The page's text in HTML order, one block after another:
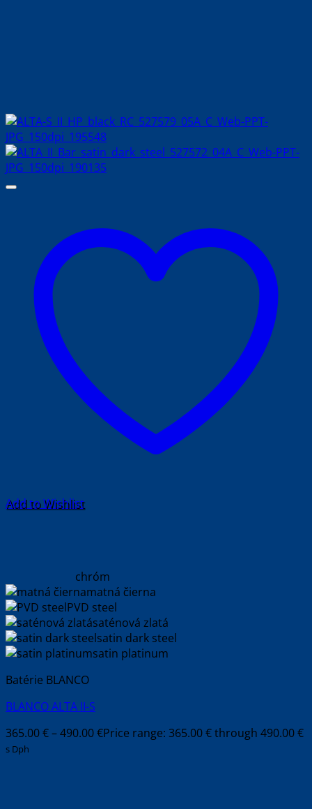
Add to Wishlist
chróm
matná čierna
PVD steel
saténová zlatá
satin dark steel
satin platinum
Batérie BLANCO
BLANCO ALTA II-S
365.00€–490.00€Price range: 365.00 € through 490.00 €
s Dph